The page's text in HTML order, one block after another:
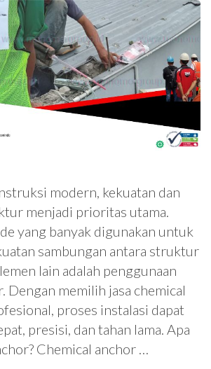
modern, kekuatan dan
menjadi prioritas utama.
yang banyak digunakan untuk
sambungan antara struktur
lain adalah penggunaan
Dengan memilih jasa chemical
proses instalasi dapat
presisi, dan tahan lama. Apa
Chemical anchor …